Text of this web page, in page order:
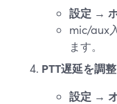
設定 →
mic/aux
ます。
PTT遅延を調整
設定 →